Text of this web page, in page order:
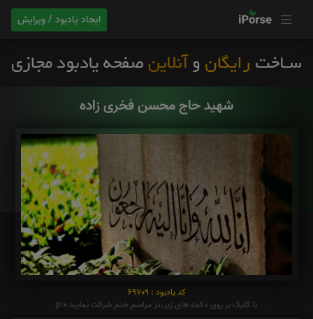
ایجاد یادبود / ویرایش
شهید حاج محسن فخری زاده
کد یادبود : 69709
با کلیک بر روی دکمه های زیر،در مراسم ختم شرکت نمایید p:0